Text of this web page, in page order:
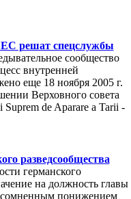
решат спецслужбы
сообщество
внутренней
еще 18 ноября 2005 г.
Верховного совета
de Aparare a Tarii -
разведсообщества
германского
на должность главы
понижением